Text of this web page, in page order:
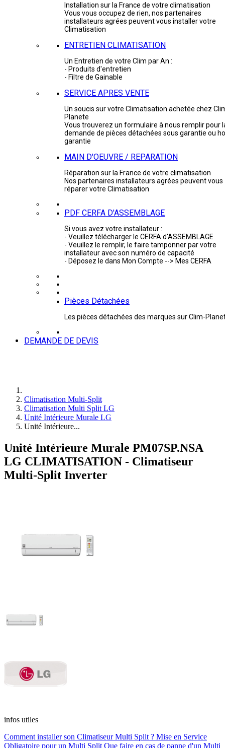
Installation sur la France de votre climatisation
Vous vous occupez de rien, nos partenaires
installateurs agrées peuvent vous installer votre
Climatisation
ENTRETIEN CLIMATISATION
Un Entretien de votre Clim par An :
- Produits d'entretien
- Filtre de Gainable
SERVICE APRES VENTE
Un soucis sur votre Climatisation achetée chez
Planete
Vous trouverez un formulaire à nous remplir pour
demande de pièces détachées sous garantie ou
garantie
MAIN D'OEUVRE / REPARATION
Réparation sur la France de votre climatisation
Nos partenaires installateurs agrées peuvent vous
réparer votre Climatisation
PDF CERFA D'ASSEMBLAGE
Si vous avez votre installateur :
- Veuillez télécharger le CERFA d'ASSEMBLAGE
- Veuillez le remplir, le faire tamponner par votre
installateur avec son numéro de capacité
- Déposez le dans Mon Compte --> Mes CERFA
Pièces Détachées
Les pièces détachées des marques sur Clim-
DEMANDE DE DEVIS
Climatisation Multi-Split
Climatisation Multi Split LG
Unité Intérieure Murale LG
Unité Intérieure...
Unité Intérieure Murale PM07SP.NSA
LG CLIMATISATION - Climatiseur
Multi-Split Inverter
infos utiles
Comment installer son Climatiseur Multi Split ? Mise en Service
Obligatoire pour un Multi Split Que faire en cas de panne d'un Multi